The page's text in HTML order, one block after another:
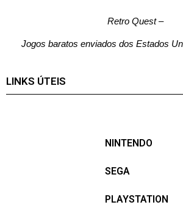
Retro Quest–
Jogos baratos enviados dos Estados
LINKS ÚTEIS
NINTENDO
SEGA
PLAYSTATION